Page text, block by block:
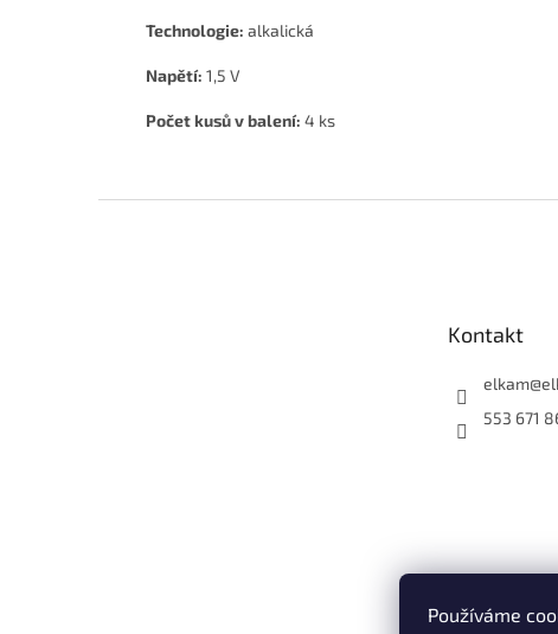
Používáme
Technologie: alkalická
Napětí: 1,5 V
Počet kusů v balení: 4 ks
Kontakt
elkam@
553 671